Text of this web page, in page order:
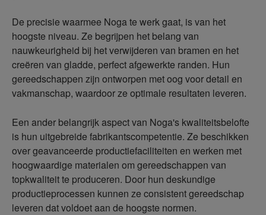
De precisie waarmee Noga te werk gaat, is van het
hoogste niveau. Ze begrijpen het belang van
nauwkeurigheid bij het verwijderen van bramen en het
creëren van gladde, perfect afgewerkte randen. Hun
gereedschappen zijn ontworpen met oog voor detail en
vakmanschap, waardoor ze optimale resultaten leveren.
Een ander belangrijk aspect van Noga's kwaliteitsbelofte
is hun uitgebreide fabrikantscompetentie. Ze beschikken
over geavanceerde productiefaciliteiten en werken met
hoogwaardige materialen om gereedschappen van
topkwaliteit te produceren. Door hun deskundige
productieprocessen kunnen ze consistent gereedschap
leveren dat voldoet aan de hoogste normen.